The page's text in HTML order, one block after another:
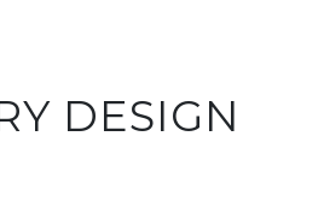
DESIGN